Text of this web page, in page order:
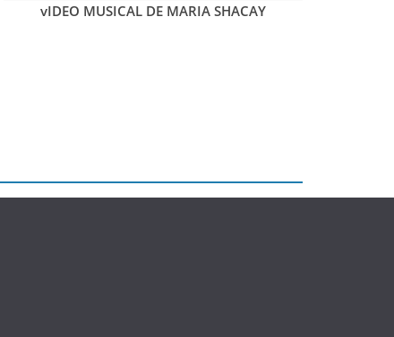
vIDEO MUSICAL DE MARIA SHACAY